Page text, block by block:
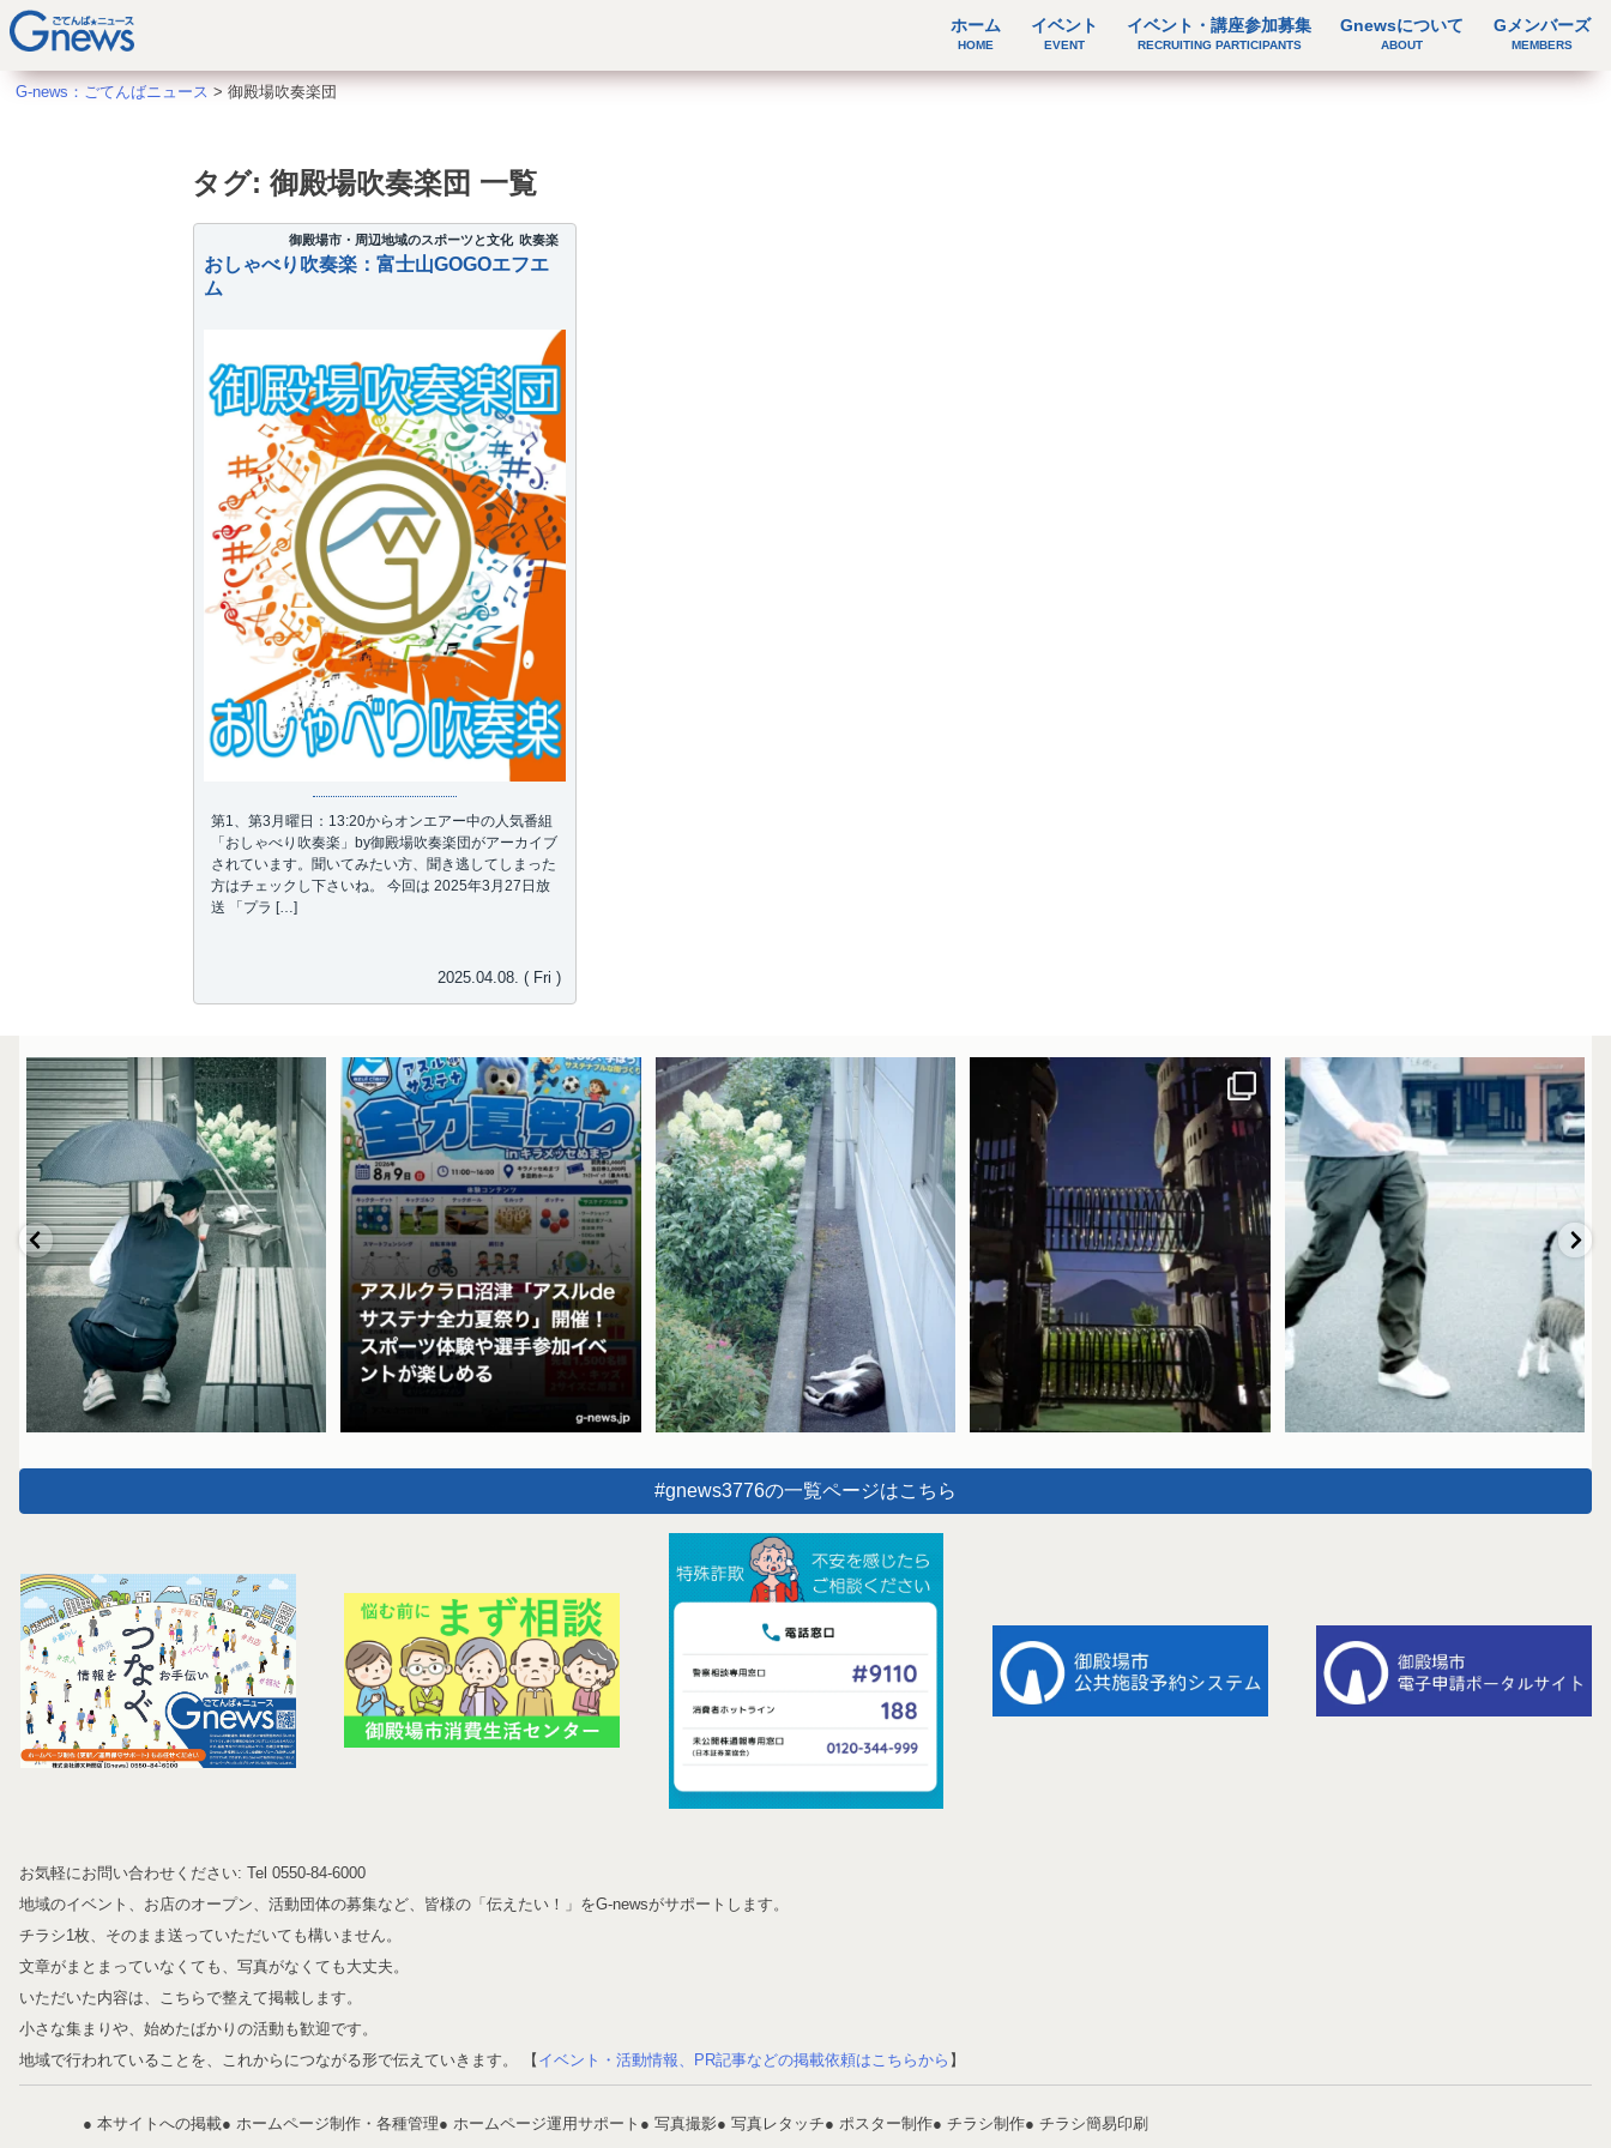
ホーム
HOME
イベント
EVENT
イベント・講座参加募集
RECRUITING PARTICIPANTS
Gnewsについて
ABOUT
Gメンバーズ
MEMBERS
G-news：ごてんばニュース > 御殿場吹奏楽団
タグ: 御殿場吹奏楽団 一覧
御殿場市・周辺地域のスポーツと文化 吹奏楽
おしゃべり吹奏楽：富士山GOGOエフエ
ム
第1、第3月曜日：13:20からオンエアー中の人気番組
「おしゃべり吹奏楽」by御殿場吹奏楽団がアーカイブ
されています。聞いてみたい方、聞き逃してしまった
方はチェックし下さいね。 今回は 2025年3月27日放
送 「プラ […]
2025.04.08. ( Fri )
#gnews3776の一覧ページはこちら
お気軽にお問い合わせください: Tel 0550-84-6000
地域のイベント、お店のオープン、活動団体の募集など、皆様の「伝えたい！」をG-newsがサポートします。
チラシ1枚、そのまま送っていただいても構いません。
文章がまとまっていなくても、写真がなくても大丈夫。
いただいた内容は、こちらで整えて掲載します。
小さな集まりや、始めたばかりの活動も歓迎です。
地域で行われていることを、これからにつながる形で伝えていきます。 【 イベント・活動情報、PR記事などの掲載依頼はこちらから 】
● 本サイトへの掲載● ホームページ制作・各種管理● ホームページ運用サポート ● 写真撮影● 写真レタッチ● ポスター制作● チラシ制作● チラシ簡易印刷